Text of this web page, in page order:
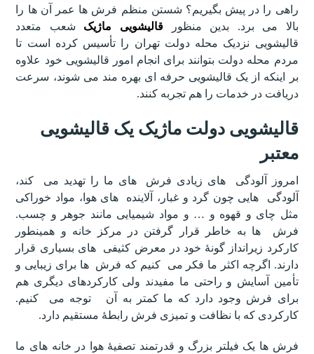
راهی را در پیش بگیریم؟ شستن منظم فرش ها عمر آن ها را
بالا می برد. بدین منظورقالیشویی ماژیک شعب متعدد
قالیشویی نزدیک محله دولت تهران را تأسیس کرده است تا
مردم محله دولت بتوانند برای انجام امور قالیشویی خود علاوه
بر اینکه از یک قالیشویی حرفه ای بهره مند می شوند، سرعت
دریافت در خدمات را هم تجربه کنند.
قالیشویی دولت ماژیک یک قالیشویی
معتبر
امروز آلودگی های زیادی فرش های ما را تهدید می کند،
آلودگی هایی چون گرد و غبار، آلاینده های هوا، مواد خوراکی
مثل چای و قهوه و … و مواد شیمیایی مانند جوهر و چسب.
فرش ها به خاطر قرار گرفتن در مرکز خانه و همینطور
کارکرد زیرانداز گونۀ خود در معرض کثیفی های بسیاری قرار
دارند. اگرچه اکثر ما فکر می کنیم که فرش ها برای زیبایی و
تأمین آسایش و راحتی ما مفیدند ولی کارکردهای دیگری هم
برای فرش وجود دارد که ما کمتر به آن توجه می کنیم.
کارکردی که با نظافت و تمیزی فرش رابطۀ مستقیم دارد.
فرش ها یک فیلتر بزرگ و قدرتمند تصفیۀ هوا در خانه های ما